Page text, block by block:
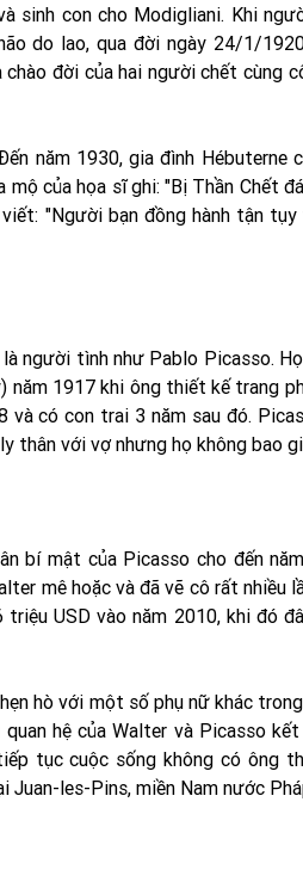
sinh con cho Modigliani. Khi
do lao, qua đời ngày 24/1/
đời của hai người chết cùng
năm 1930, gia đình Hébuterne
của họa sĩ ghi: "Bị Thần Chết
"Người bạn đồng hành tận
người tình như Pablo Picasso.
năm 1917 khi ông thiết kế trang
và có con trai 3 năm sau đó.
thân với vợ nhưng họ không bao
bí mật của Picasso cho đến
mê hoặc và đã vẽ cô rất nhiều
USD vào năm 2010, khi đó
hò với một số phụ nữ khác
hệ của Walter và Picasso
tục cuộc sống không có ông
les-Pins, miền Nam nước